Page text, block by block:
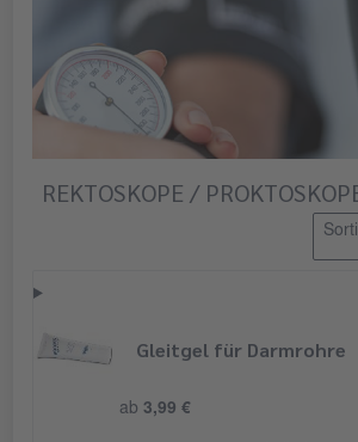
REKTOSKOPE /
Gleitgel für Darmrohre
ab 3,99 €